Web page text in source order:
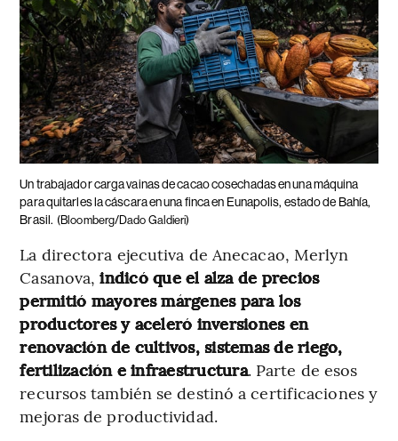
Un trabajador carga vainas de cacao cosechadas en una máquina
para quitarles la cáscara en una finca en Eunapolis, estado de Bahía,
Brasil. (Bloomberg/Dado Galdieri)
La directora ejecutiva de Anecacao, Merlyn
Casanova,indicó que el alza de precios
permitió mayores márgenes para los
productores y aceleró inversiones en
renovación de cultivos, sistemas de riego,
fertilización e infraestructura. Parte de esos
recursos también se destinó a certificaciones y
mejoras de productividad.